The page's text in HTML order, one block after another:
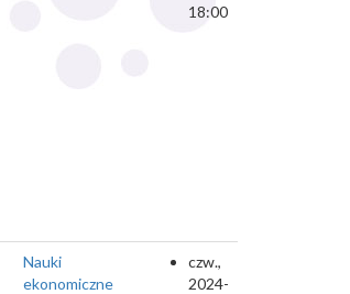
18:00
Nauki
ekonomiczne
czw.,
2024-